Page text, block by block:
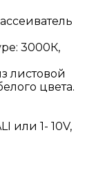
3000К,
листовой
цвета.
или 1- 10V,